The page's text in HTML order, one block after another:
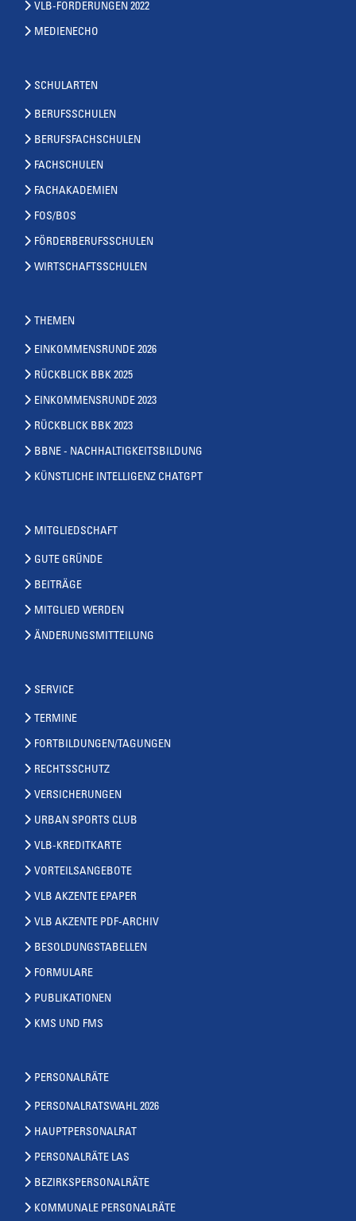
VLB-FORDERUNGEN 2022
MEDIENECHO
SCHULARTEN
BERUFSSCHULEN
BERUFSFACHSCHULEN
FACHSCHULEN
FACHAKADEMIEN
FOS/BOS
FÖRDERBERUFSSCHULEN
WIRTSCHAFTSSCHULEN
THEMEN
EINKOMMENSRUNDE 2026
RÜCKBLICK BBK 2025
EINKOMMENSRUNDE 2023
RÜCKBLICK BBK 2023
BBNE - NACHHALTIGKEITSBILDUNG
KÜNSTLICHE INTELLIGENZ CHATGPT
MITGLIEDSCHAFT
GUTE GRÜNDE
BEITRÄGE
MITGLIED WERDEN
ÄNDERUNGSMITTEILUNG
SERVICE
TERMINE
FORTBILDUNGEN/TAGUNGEN
RECHTSSCHUTZ
VERSICHERUNGEN
URBAN SPORTS CLUB
VLB-KREDITKARTE
VORTEILSANGEBOTE
VLB AKZENTE EPAPER
VLB AKZENTE PDF-ARCHIV
BESOLDUNGSTABELLEN
FORMULARE
PUBLIKATIONEN
KMS UND FMS
PERSONALRÄTE
PERSONALRATSWAHL 2026
HAUPTPERSONALRAT
PERSONALRÄTE LAS
BEZIRKSPERSONALRÄTE
KOMMUNALE PERSONALRÄTE